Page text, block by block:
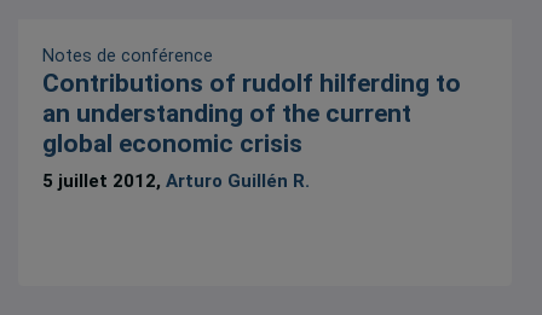
Notes de conférence
Contributions of rudolf hilferding to
an understanding of the current
global economic crisis
5 juillet 2012,Arturo Guillén R.